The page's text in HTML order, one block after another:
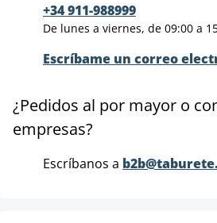
+34 911-988999
De lunes a viernes, de 09:00 a
Escríbame un correo
¿Pedidos al por mayor o
empresas?
Escríbanos a